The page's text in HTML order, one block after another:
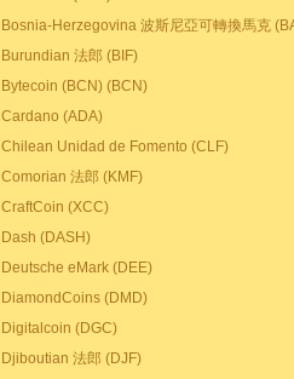
Bosnia-Herzegovina 波斯尼亞可轉換馬克
Burundian 法郎 (BIF)
Bytecoin (BCN) (BCN)
Cardano (ADA)
Chilean Unidad de Fomento (CLF)
Comorian 法郎 (KMF)
CraftCoin (XCC)
Dash (DASH)
Deutsche eMark (DEE)
DiamondCoins (DMD)
Digitalcoin (DGC)
Djiboutian 法郎 (DJF)